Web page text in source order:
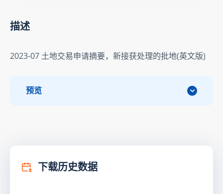
描述
2023-07 土地交易申请摘要，新接获处理的批地(英文版)
预览
下载历史数据